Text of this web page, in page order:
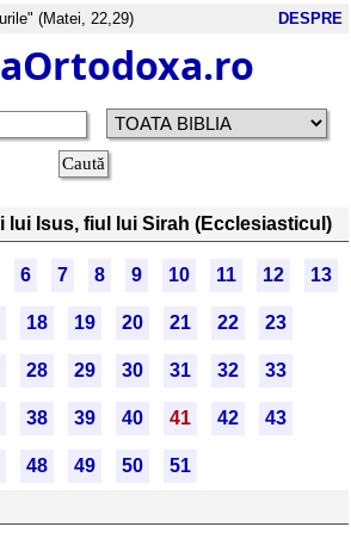
(Matei, 22,29) DESPRE
lui Isus, fiul lui Sirah (Ecclesiasticul)
6 7 8 9 10 11 12 13
18 19 20 21 22 23
28 29 30 31 32 33
38 39 40 41 42 43
48 49 50
51